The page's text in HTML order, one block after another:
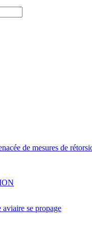
de mesures de
se propage